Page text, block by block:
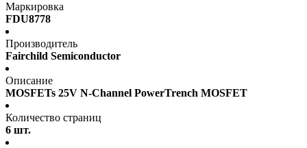
Маркировка
FDU8778
Производитель
Fairchild Semiconductor
Описание
MOSFETs 25V N-Channel PowerTrench MOSFET
Количество страниц
6 шт.